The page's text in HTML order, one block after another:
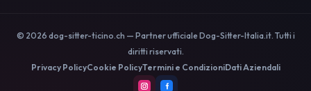
© 2026 dog-sitter-ticino.ch — Partner ufficiale Dog-Sitter-Italia.it. Tutti i
diritti riservati.
Privacy PolicyCookie PolicyTermini e CondizioniDati Aziendali